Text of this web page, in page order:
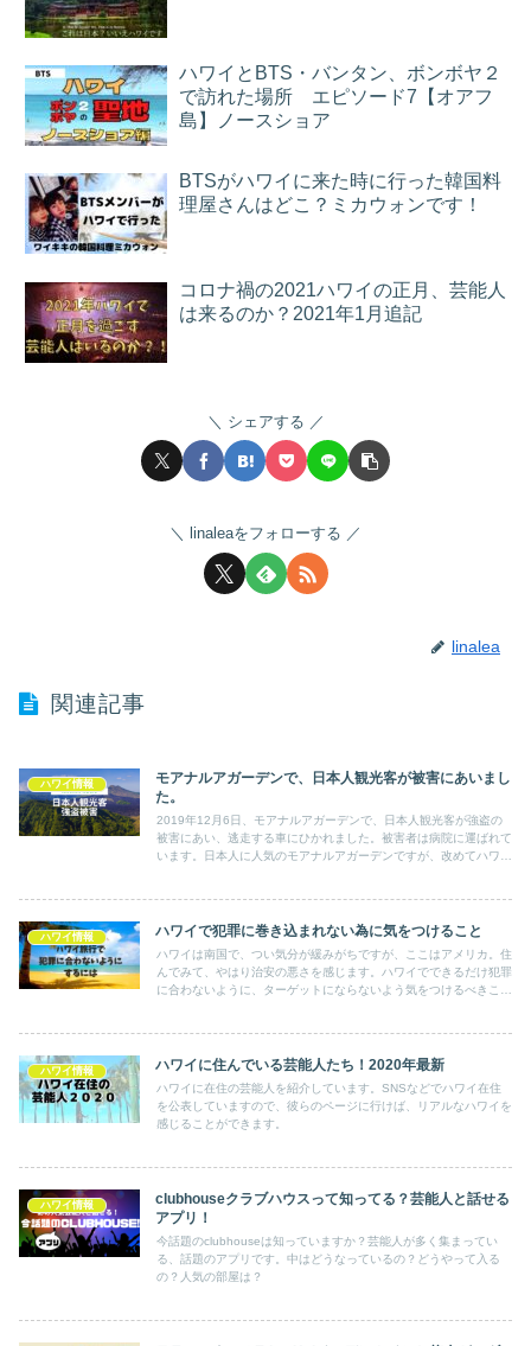
ハワイとBTS・バンタン、ボンボヤ２
で訪れた場所 エピソード7【オアフ
島】ノースショア
BTSがハワイに来た時に行った韓国料
理屋さんはどこ？ミカウォンです！
コロナ禍の2021ハワイの正月、芸能人
は来るのか？2021年1月追記
シェアする
linaleaをフォローする
linalea
関連記事
ハワイ情報
モアナルアガーデンで、日本人観光客が被害にあいまし
た。
2019年12月6日、モアナルアガーデンで、日本人観光客が強盗の
被害にあい、逃走する車にひかれました。被害者は病院に運ばれて
います。日本人に人気のモアナルアガーデンですが、改めてハワイ
ハワイ情報 ハワイで犯罪に巻き込まれない為に気をつけること
ハワイは南国で、つい気分が緩みがちですが、ここはアメリカ。住
んでみて、やはり治安の悪さを感じます。ハワイでできるだけ犯罪
に合わないように、ターゲットにならないよう気をつけるべきこと
ハワイ情報 ハワイに住んでいる芸能人たち！2020年最新
ハワイに在住の芸能人を紹介しています。SNSなどでハワイ在住
を公表していますので、彼らのページに行けば、リアルなハワイを
感じることができます。
ハワイ情報
clubhouseクラブハウスって知ってる？芸能人と話せる
アプリ！
今話題のclubhouseは知っていますか？芸能人が多く集まってい
る、話題のアプリです。中はどうなっているの？どうやって入る
の？人気の部屋は？